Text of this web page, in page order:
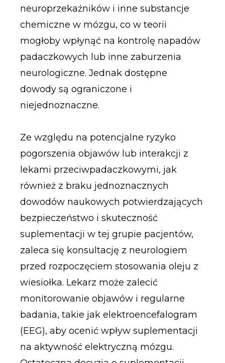
neuroprzekaźników i inne substancje
chemiczne w mózgu, co w teorii
mogłoby wpłynąć na kontrolę napadów
padaczkowych lub inne zaburzenia
neurologiczne. Jednak dostępne
dowody są ograniczone i
niejednoznaczne.
Ze względu na potencjalne ryzyko
pogorszenia objawów lub interakcji z
lekami przeciwpadaczkowymi, jak
również z braku jednoznacznych
dowodów naukowych potwierdzających
bezpieczeństwo i skuteczność
suplementacji w tej grupie pacjentów,
zaleca się konsultację z neurologiem
przed rozpoczęciem stosowania oleju z
wiesiołka. Lekarz może zalecić
monitorowanie objawów i regularne
badania, takie jak elektroencefalogram
(EEG), aby ocenić wpływ suplementacji
na aktywność elektryczną mózgu.